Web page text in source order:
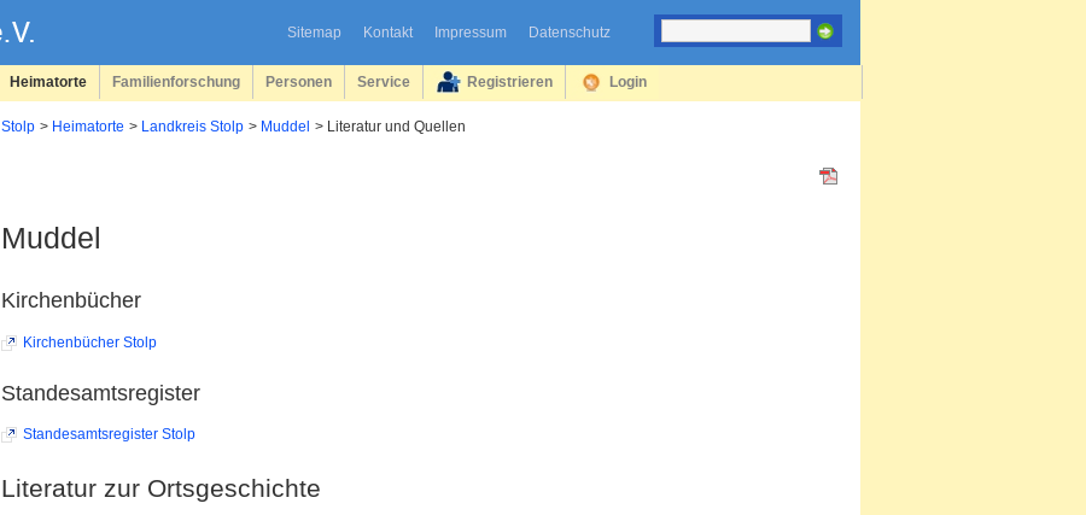
Sitemap Kontakt Impressum Datenschutz
Heimatorte Familienforschung Personen Service Registrieren Login
Stolp Heimatorte Landkreis Stolp Muddel Literatur und Quellen
Muddel
Kirchenbücher
Kirchenbücher Stolp
Standesamtsregister
Standesamtsregister Stolp
Literatur zur Ortsgeschichte